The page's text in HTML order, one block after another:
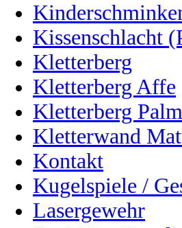
Kissenschlacht
Kletterberg
Kletterberg Affe
Kletterberg
Kletterwand
Kontakt
Kugelspiele /
Lasergewehr